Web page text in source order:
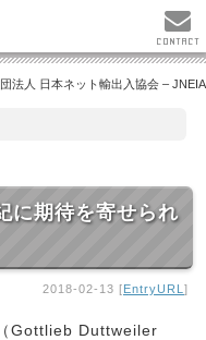
法人 日本ネット輸出入協会 – JNEIA
に期待を寄せられ
2018-02-13 [EntryURL ]
Gottlieb Duttweiler
CONTACT